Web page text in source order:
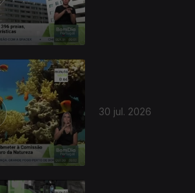
30 jul. 2026